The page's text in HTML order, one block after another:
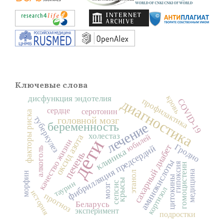
Ключевые слова
дети
диагностика
лечение
беременность
печень
головной мозг
фибрилляция предсердий
крысы сахарный диабет
оксид азота
аминокислоты
клиника
качество жизни
профилактика
туберкулез холестаз
алкоголь
этанол цитокины
сепсис
Беларусь
факторы риска Гродно
гомоцистеин
COVID-19
прогноз
мозг
дисфункция эндотелия
юбилей
кровь
медицина
эксперимент
серотонин
история
морфин таурин
сердце
подростки
гипоксия
кортизол